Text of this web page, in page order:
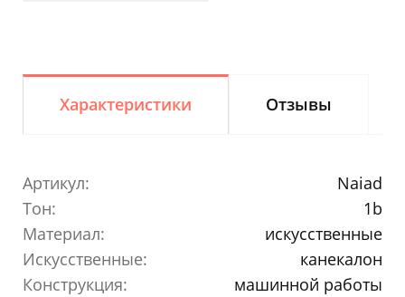
Характеристики Отзывы
Артикул:
Naiad
Тон:
1b
Материал:
искусственные
Искусственные:
канекалон
Конструкция:
машинной работы